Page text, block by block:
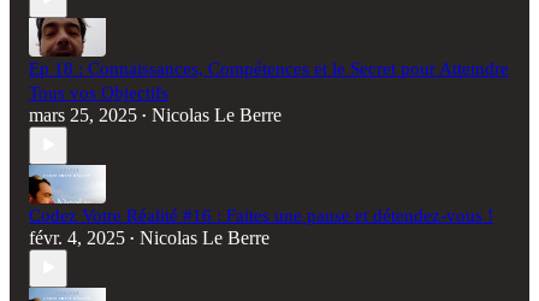
Ep 18 : Connaissances, Compétences et le Secret pour Atteindre
Tous vos Objectifs
mars 25, 2025 • Nicolas Le Berre
Codez Votre Réalité #16 : Faites une pause et détendez-vous !
févr. 4, 2025 • Nicolas Le Berre